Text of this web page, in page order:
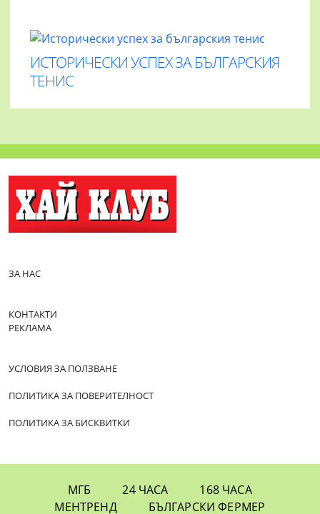
ИСТОРИЧЕСКИ УСПЕХ ЗА БЪЛГАРСКИЯ
ТЕНИС
ЗА НАС
КОНТАКТИ
РЕКЛАМА
УСЛОВИЯ ЗА ПОЛЗВАНЕ
ПОЛИТИКА ЗА ПОВЕРИТЕЛНОСТ
ПОЛИТИКА ЗА БИСКВИТКИ
МГБ 24 ЧАСА
168 ЧАСА
МЕНТРЕНД
БЪЛГАРСКИ ФЕРМЕР